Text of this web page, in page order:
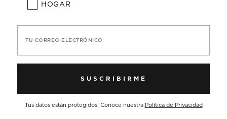
HOGAR
TU CORREO ELECTRÓNICO
SUSCRIBIRME
Tus datos están protegidos. Conoce nuestra Política de Privacidad